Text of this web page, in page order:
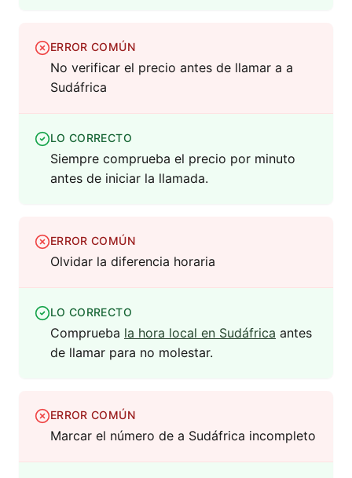
ERROR COMÚN
No verificar el precio antes de llamar a a
Sudáfrica
LO CORRECTO
Siempre comprueba el precio por minuto
antes de iniciar la llamada.
ERROR COMÚN
Olvidar la diferencia horaria
LO CORRECTO
Comprueba la hora local en Sudáfrica antes
de llamar para no molestar.
ERROR COMÚN
Marcar el número de a Sudáfrica incompleto